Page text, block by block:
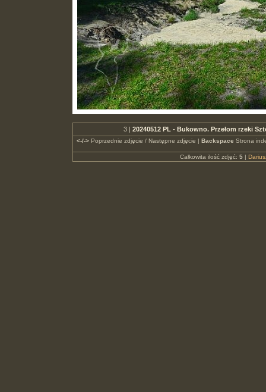
3 | 20240512 PL - Bukowno. Przełom rzeki
<-/->Poprzednie zdjęcie / Następne zdjęcie | Backspace Strona
Całkowita ilość zdjęć: 5|